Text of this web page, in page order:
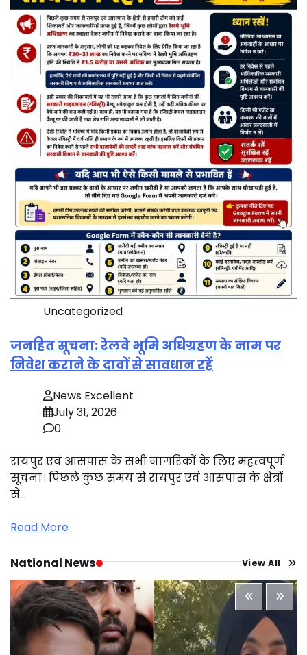
Uncategorized
जनहित सूचना: रेलवे भूमि अधिग्रहण के नाम पर
निवेश कराने के दावों से सावधान रहें
News Excellent
July 31, 2026
0
रायपुर एवं आसपास के सभी नागरिकों के लिए महत्वपूर्ण
सूचना। पिछले कुछ समय से रायपुर एवं आसपास के क्षेत्रों
से…
Read More
National News View All